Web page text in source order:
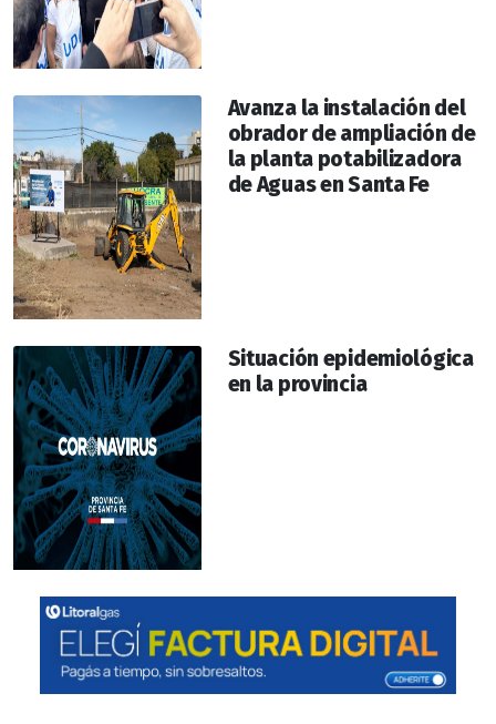
Avanza la instalación del
obrador de ampliación de
la planta potabilizadora
de Aguas en Santa Fe
Situación epidemiológica
en la provincia